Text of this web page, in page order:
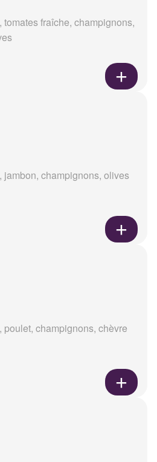
tomates fraîche, champignons,
jambon, champignons, olives
poulet, champignons, chèvre